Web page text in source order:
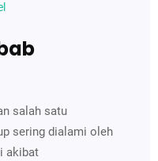
salah satu
sering dialami oleh
akibat